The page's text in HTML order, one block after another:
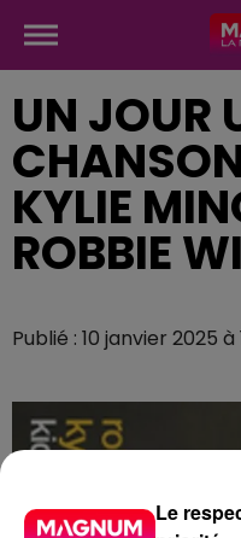
UN JOUR
KYLIE
ROBBIE
Publié : 10 janvier 2025 à
Le